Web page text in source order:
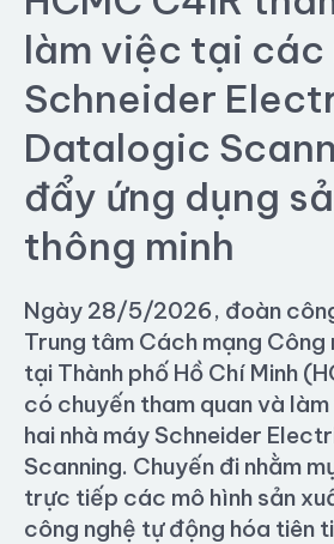
làm việc tại các
Schneider
Datalogic
đẩy ứng dụng
thông minh
Ngày 28/5/2026, đoàn
Trung tâm Cách mạng Công
tại Thành phố Hồ Chí Minh
có chuyến tham quan và
hai nhà máy Schneider
Scanning. Chuyến đi nhằm
trực tiếp các mô hình sản
công nghệ tự động hóa tiên